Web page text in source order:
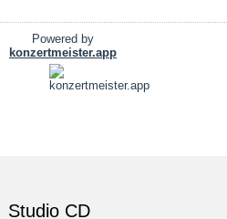
Studio CD